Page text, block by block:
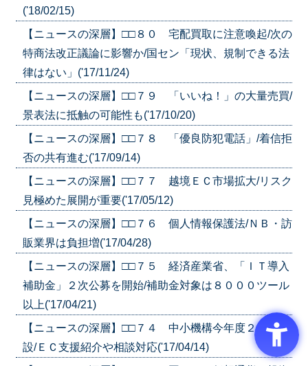
('18/02/15)
【ニュースの深層】□□８０ 宅配買取に注意喚起/次の
特商法改正議論に影響か/国セン「現状、規制できる法
律はない」('17/11/24)
【ニュースの深層】□□７９ 「いいね！」の大量売買/
景表法に抵触の可能性も('17/10/20)
【ニュースの深層】□□７８ 「優良防犯電話」/着信拒
否の共有進む('17/09/14)
【ニュースの深層】□□７７ 越境ＥＣ市場拡大/リスク
見極めた展開が重要('17/05/12)
【ニュースの深層】□□７６ 個人情報保護法/ＮＢ・訪
販業界は負担増('17/04/28)
【ニュースの深層】□□７５ 経済産業省、「ＩＴ導入
補助金」２次公募を開始/補助金対象は８０００ツール
以上('17/04/21)
【ニュースの深層】□□７４ 中小機構今年度２制度新
設/ＥＣ支援紹介や相談対応('17/04/14)